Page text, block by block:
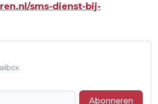
sms-dienst-bij-
Abonneren